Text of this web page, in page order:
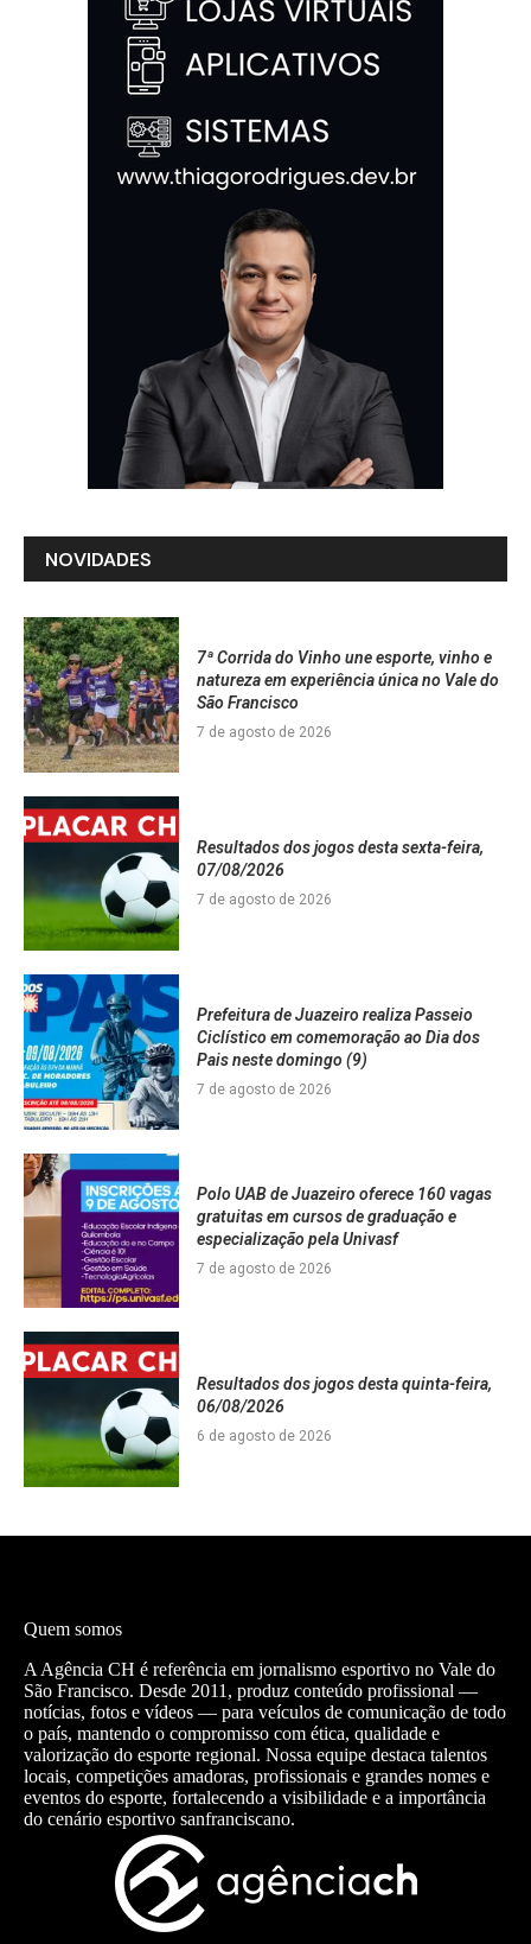
NOVIDADES
7ª Corrida do Vinho une esporte, vinho e
natureza em experiência única no Vale do
São Francisco
7 de agosto de 2026
Resultados dos jogos desta sexta-feira,
07/08/2026
7 de agosto de 2026
Prefeitura de Juazeiro realiza Passeio
Ciclístico em comemoração ao Dia dos
Pais neste domingo (9)
7 de agosto de 2026
Polo UAB de Juazeiro oferece 160 vagas
gratuitas em cursos de graduação e
especialização pela Univasf
7 de agosto de 2026
Resultados dos jogos desta quinta-feira,
06/08/2026
6 de agosto de 2026
Quem somos
A Agência CH é referência em jornalismo esportivo no Vale do
São Francisco. Desde 2011, produz conteúdo profissional —
notícias, fotos e vídeos — para veículos de comunicação de todo
o país, mantendo o compromisso com ética, qualidade e
valorização do esporte regional. Nossa equipe destaca talentos
locais, competições amadoras, profissionais e grandes nomes e
eventos do esporte, fortalecendo a visibilidade e a importância
do cenário esportivo sanfranciscano.